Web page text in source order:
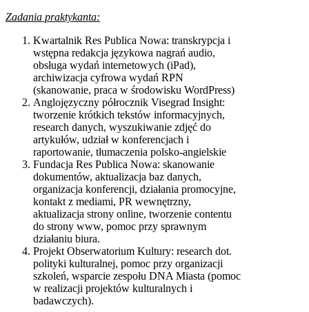
Zadania praktykanta:
Kwartalnik Res Publica Nowa: transkrypcja i
wstępna redakcja językowa nagrań audio,
obsługa wydań internetowych (iPad),
archiwizacja cyfrowa wydań RPN
(skanowanie, praca w środowisku WordPress)
Anglojęzyczny półrocznik Visegrad Insight:
tworzenie krótkich tekstów informacyjnych,
research danych, wyszukiwanie zdjęć do
artykułów, udział w konferencjach i
raportowanie, tłumaczenia polsko-angielskie
Fundacja Res Publica Nowa: skanowanie
dokumentów, aktualizacja baz danych,
organizacja konferencji, działania promocyjne,
kontakt z mediami, PR wewnętrzny,
aktualizacja strony online, tworzenie contentu
do strony www, pomoc przy sprawnym
działaniu biura.
Projekt Obserwatorium Kultury: research dot.
polityki kulturalnej, pomoc przy organizacji
szkoleń, wsparcie zespołu DNA Miasta (pomoc
w realizacji projektów kulturalnych i
badawczych).